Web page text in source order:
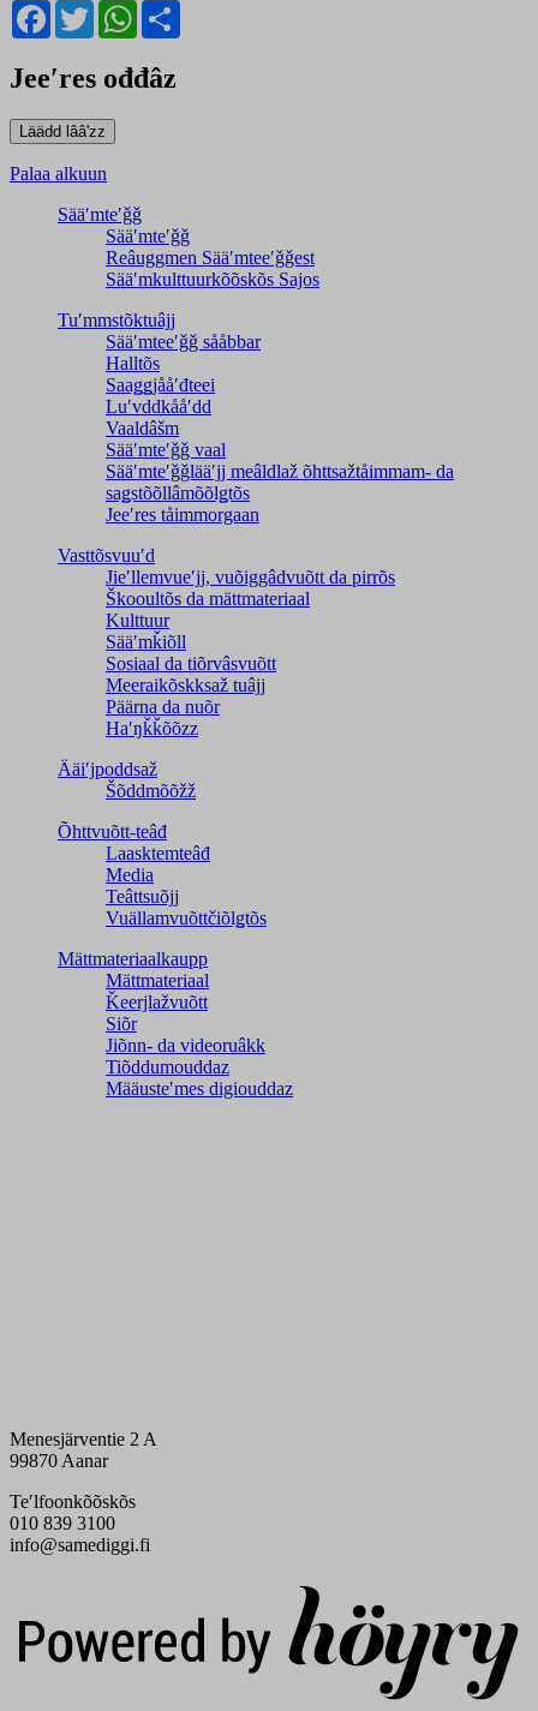
Facebook
TwitterWhatsApp
Jeeʹres ođđâz
Palaa alkuun
Sääʹmteʹǧǧ
Sääʹmteʹǧǧ
Reâuggmen Sääʹmteeʹǧǧest
Sääʹmkulttuurkõõskõs Sajos
Tuʹmmstõktuâjj
Sääʹmteeʹǧǧ sååbbar
Halltõs
Saaǥǥjååʹđteei
Luʹvddkååʹdd
Vaaldâšm
Sääʹmteʹǧǧ vaal
Sääʹmteʹǧǧlääʹjj meâldlaž õhttsažtåimmam- da
saǥstõõllâmõõlǥtõs
Jeeʹres tåimmorgaan
Vasttõsvuuʹd
Jieʹllemvueʹjj, vuõiggâdvuõtt da pirrõs
Škooultõs da mättmateriaal
Kulttuur
Sääʹmǩiõll
Sosiaal da tiõrvâsvuõtt
Meeraikõskksaž tuâjj
Päärna da nuõr
Haʹŋǩǩõõzz
Ääiʹjpoddsaž
Šõddmõõžž
Õhttvuõtt-teâđ
Laasktemteâđ
Media
Teâttsuõjj
Vuällamvuõttčiõlǥtõs
Mättmateriaalkaupp
Mättmateriaal
Ǩeerjlažvuõtt
Siõr
Jiõnn- da videoruâkk
Tiõddumouddaz
Määusteʹmes digiouddaz
Menesjärventie 2 A
99870 Aanar
Teʹlfoonkõõskõs
010 839 3100
info@samediggi.fi